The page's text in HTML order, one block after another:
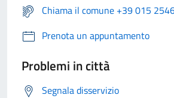
Chiama il comune +39 015
Prenota un appuntamento
Problemi in città
Segnala disservizio